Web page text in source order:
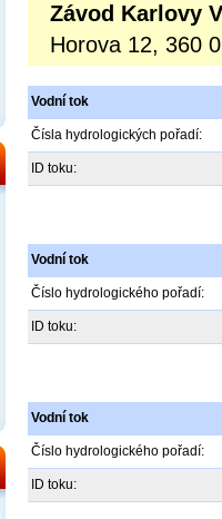
Závod Karlovy
Horova 12, 360
Vodní tok
Čísla hydrologických pořadí:
ID toku:
Vodní tok
Číslo hydrologického pořadí:
ID toku:
Vodní tok
Číslo hydrologického pořadí:
ID toku: